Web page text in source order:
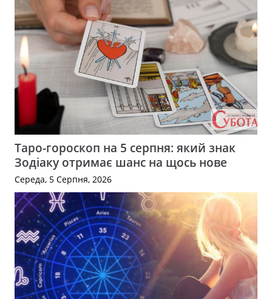
Таро-гороскоп на 5 серпня: який знак
Зодіаку отримає шанс на щось нове
Середа, 5 Серпня, 2026